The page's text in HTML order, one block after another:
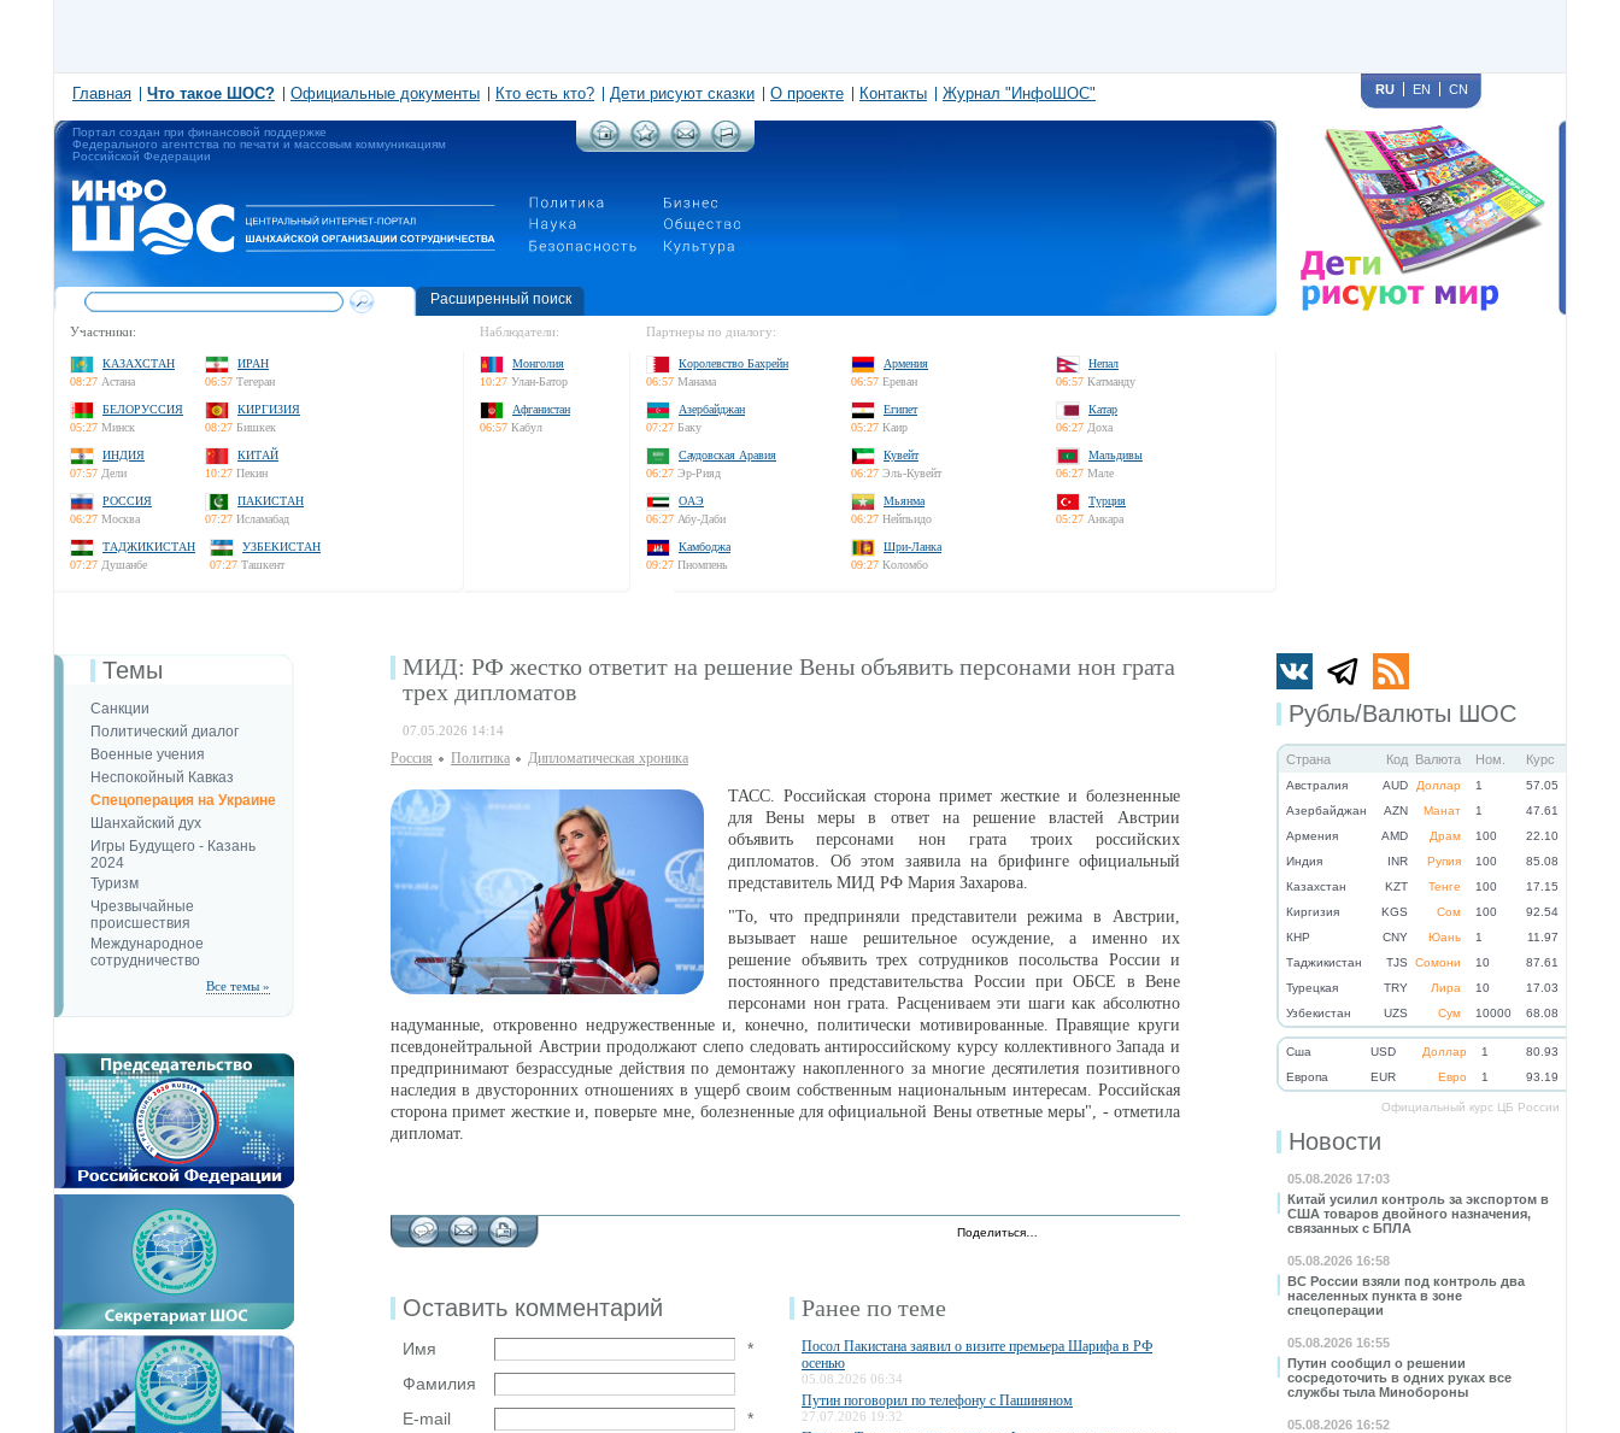
Главная Что такое ШОС? Официальные документы Кто есть кто? Дети рисуют сказки О проекте Контакты Журнал "ИнфоШОС" RU EN CN
Портал создан при финансовой поддержке
Федерального агентства по печати и массовым коммуникациям
Российской Федерации
Расширенный поиск
Участники:
КАЗАХСТАН
08:27 Астана
ИРАН
06:57 Тегеран
БЕЛОРУССИЯ
05:27 Минск
КИРГИЗИЯ
08:27 Бишкек
ИНДИЯ
07:57 Дели
КИТАЙ
10:27 Пекин
РОССИЯ
06:27 Москва
ПАКИСТАН
07:27 Исламабад
ТАДЖИКИСТАН
07:27 Душанбе
УЗБЕКИСТАН
07:27 Ташкент
Наблюдатели:
Монголия
10:27 Улан-Батор
Афганистан
06:57 Кабул
Партнеры по диалогу:
Королевство Бахрейн
06:57 Манама
Армения
06:57 Ереван
Непал
06:57 Катманду
Азербайджан
07:27 Баку
Египет
05:27 Каир
Катар
06:27 Доха
Саудовская Аравия
06:27 Эр-Рияд
Кувейт
06:27 Эль-Кувейт
Мальдивы
06:27 Мале
ОАЭ
06:27 Абу-Даби
Мьянма
06:27 Нейпьидо
Турция
05:27 Анкара
Камбоджа
09:27 Пномпень
Шри-Ланка
09:27 Коломбо
Рубль/Валюты ШОС
Страна Код Валюта Ном. Курс
Австралия AUD Доллар 1
57.05
Азербайджан
AZN Манат 1
47.61
Армения
AMD Драм 100
22.10
Индия
INR Рупия 100
85.08
Казахстан
KZT Тенге 100
17.15
Киргизия
KGS Сом 100
92.54
КНР
CNY Юань 1
11.97
Таджикистан
TJS Сомони 10
87.61
Турецкая
TRY Лира 10
17.03
Узбекистан
UZS Сум 10000 68.08
Cша USD Доллар 1
80.93
Eвропа
EUR Евро 1 93.19
Официальный курс ЦБ России
Новости
05.08.2026 17:03
Китай усилил контроль за экспортом в
США товаров двойного назначения,
связанных с БПЛА
05.08.2026 16:58
ВС России взяли под контроль два
населенных пункта в зоне
спецоперации
05.08.2026 16:55
Путин сообщил о решении
сосредоточить в одних руках все
службы тыла Минобороны
05.08.2026 16:52
Темы
Санкции
Политический диалог
Военные учения
Неспокойный Кавказ
Спецоперация на Украине
Шанхайский дух
Игры Будущего - Казань
2024
Туризм
Чрезвычайные
происшествия
Международное
сотрудничество
Все темы »
МИД: РФ жестко ответит на решение Вены объявить персонами нон грата
трех дипломатов
07.05.2026 14:14
Россия Политика Дипломатическая хроника
ТАСС. Российская сторона примет жесткие и болезненные
для Вены меры в ответ на решение властей Австрии
объявить персонами нон грата троих российских
дипломатов. Об этом заявила на брифинге официальный
представитель МИД РФ Мария Захарова.
"То, что предприняли представители режима в Австрии,
вызывает наше решительное осуждение, а именно их
решение объявить трех сотрудников посольства России и
постоянного представительства России при ОБСЕ в Вене
персонами нон грата. Расцениваем эти шаги как абсолютно
надуманные, откровенно недружественные и, конечно, политически мотивированные. Правящие круги
псевдонейтральной Австрии продолжают слепо следовать антироссийскому курсу коллективного Запада и
предпринимают безрассудные действия по демонтажу накопленного за многие десятилетия позитивного
наследия в двусторонних отношениях в ущерб своим собственным национальным интересам. Российская
сторона примет жесткие и, поверьте мне, болезненные для официальной Вены ответные меры", - отметила
дипломат.
Поделиться…
Оставить комментарий
Имя
*
Фамилия
E-mail
*
Ранее по теме
Посол Пакистана заявил о визите премьера Шарифа в РФ
осенью
05.08.2026 06:34
Путин поговорил по телефону с Пашиняном
27.07.2026 19:32